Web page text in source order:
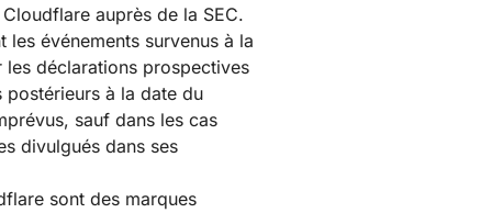
auprès de la SEC.
événements survenus à la
déclarations prospectives
postérieurs à la date du
sauf dans les cas
divulgués dans ses
sont des marques